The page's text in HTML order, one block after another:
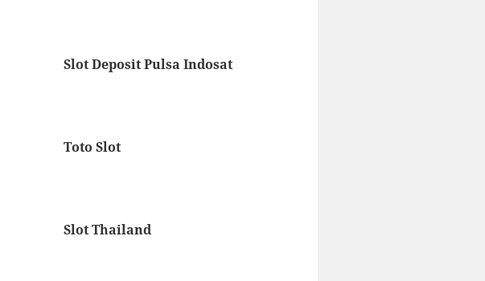
Slot Deposit Pulsa Indosat
Toto Slot
Slot Thailand